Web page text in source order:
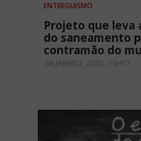
ENTREGUISMO
Projeto que leva
do saneamento
contramão do
06 JANEIRO, 2020 - 10H17